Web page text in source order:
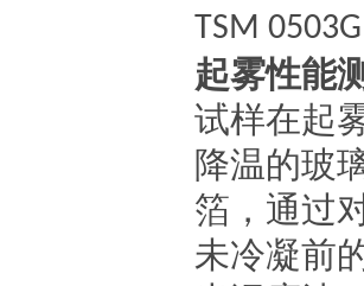
TSM
起雾性能
试样在起
降温的玻
箔，通过
未冷凝前